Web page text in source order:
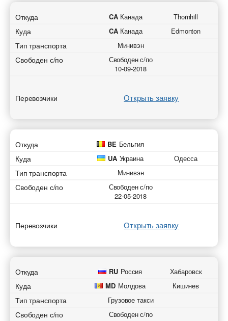
Откуда CA Канада Thornhill
Куда CA Канада Edmonton
Тип транспорта Минивэн
Свободен с/по
Свободен с/по
10-09-2018
Перевозчики Открыть заявку
Откуда BE Бельгия
Куда UA Украина Одесса
Тип транспорта Минивэн
Свободен с/по
Свободен с/по
22-05-2018
Перевозчики Открыть заявку
Откуда RU Россия Хабаровск
Куда MD Молдова Кишинев
Тип транспорта Грузовое такси
Свободен с/по
Свободен с/по